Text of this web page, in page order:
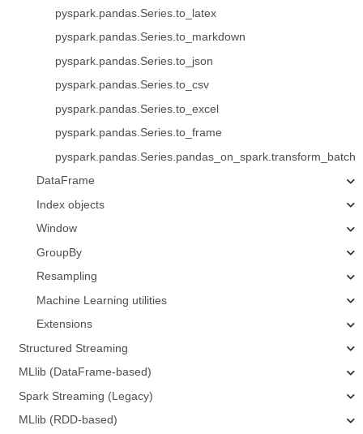
pyspark.pandas.Series.to_latex
pyspark.pandas.Series.to_markdown
pyspark.pandas.Series.to_json
pyspark.pandas.Series.to_csv
pyspark.pandas.Series.to_excel
pyspark.pandas.Series.to_frame
pyspark.pandas.Series.pandas_on_spark.transform_batch
DataFrame
Index objects
Window
GroupBy
Resampling
Machine Learning utilities
Extensions
Structured Streaming
MLlib (DataFrame-based)
Spark Streaming (Legacy)
MLlib (RDD-based)